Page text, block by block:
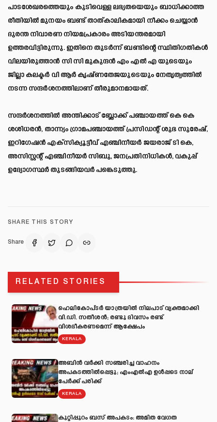
പാടശേഖരത്തെയും കുടിവെള്ള ലഭ്യതയെയും ബാധിക്കാത്ത
രീതിയിൽ മുനയം ബണ്ട് താത്കാലികമായി നീക്കം ചെയ്യാൻ
ദുരന്ത നിവാരണ നിയമപ്രകാരം അടിയന്തരമായി
ഉത്തരവിട്ടിരുന്നു. ഇതിനെ തുടർന്ന് ബണ്ടിന്റെ സ്ഥിതിഗതികൾ
വിലയിരുത്താൻ സി സി മുകുന്ദൻ എം എൽ എ യുടെയും
ജില്ലാ കലക്ടർ വി ആർ കൃഷ്ണതേജയുടെയും നേതൃത്വത്തിൽ
നടന്ന സന്ദർശനത്തിലാണ് തീരുമാനമായത്.
സന്ദർശനത്തിൽ അന്തിക്കാട് ബ്ലോക്ക് പഞ്ചായത്ത് കെ കെ
ശശിധരൻ, താന്ന്യം ഗ്രാമപഞ്ചായത്ത് പ്രസിഡന്റ് ശുഭ സുരേഷ്,
ഇറിഗേഷൻ എക്സിക്യൂട്ടീവ് എഞ്ചിനീയർ ജയരാജ് ടി കെ,
അസിസ്റ്റന്റ് എഞ്ചിനീയർ സിബു, ജനപ്രതിനിധികൾ, വകുപ്പ്
ഉദ്യോഗസ്ഥർ തുടങ്ങിയവർ പങ്കെടുത്തു.
SHARE THIS STORY
Share
RELATED STORIES
ഹെലികോപ്ടർ യാത്രയിൽ നിലപാട് വ്യക്തമാക്കി
വി.ഡി. സതീശൻ; രണ്ടു ദിവസം രണ്ട്
വിശദീകരണമെന്ന് ആക്ഷേപം
KERALA
അബിന്‍ വര്‍ക്കി സഞ്ചരിച്ച വാഹനം
അപകടത്തില്‍പ്പെട്ടു; എംഎല്‍എ ഉള്‍പ്പടെ നാല്
പേര്‍ക്ക് പരിക്ക്
KERALA
കുറ്റിപ്പുറം ബസ് അപകടം: അമിത വേഗത